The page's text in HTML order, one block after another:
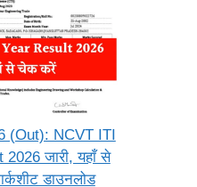
(Out): NCVT ITI
जारी, यहाँ से
डाउनलोड